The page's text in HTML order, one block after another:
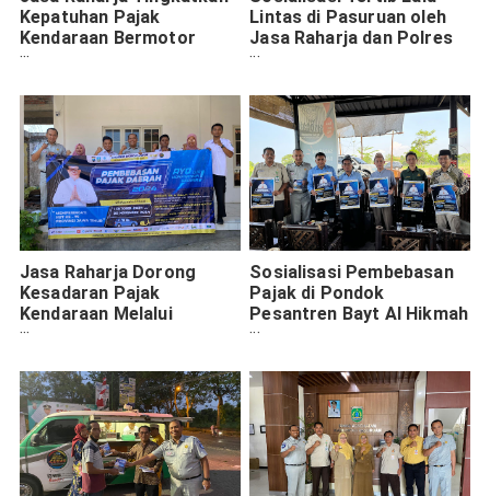
Kepatuhan Pajak
Kendaraan Bermotor
Melalui Kunjungan Kerja
Pasuruan
Lintas di Pasuruan oleh
Jasa Raharja dan Polres
Pasuruan Kota
Jasa Raharja Dorong
Kesadaran Pajak
Kendaraan Melalui
Program Pemutihan Jilid
Sosialisasi Pembebasan
Pajak di Pondok
Pesantren Bayt Al Hikmah
Pasuruan